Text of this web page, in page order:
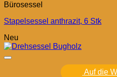
Bürosessel
Stapelsessel anthrazit, 6 Stk
Neu
Auf die